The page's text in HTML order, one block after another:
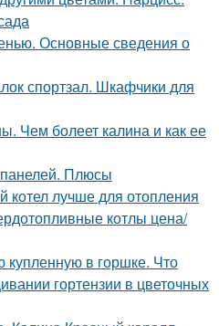
Основные сведения о
спортзал. Шкафчики для
Чем болеет калина и как ее
Плюсы
котел лучше для отопления
котлы цена/
купленную в горшке. Что
гортензии в цветочных